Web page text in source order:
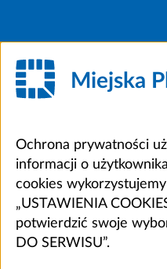
Miejska
Ochrona prywatności
informacji o
cookies
„USTAWIENIA
potwierdzić swoje
DO SERWISU”.